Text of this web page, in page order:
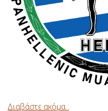
Διαβάστε ακόμα :